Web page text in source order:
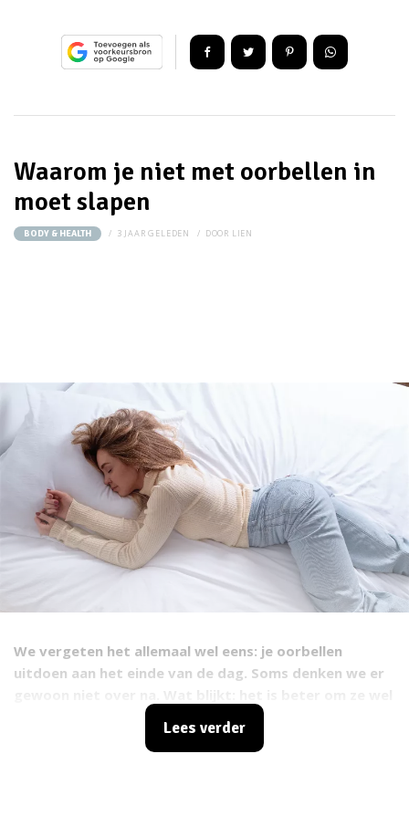
Waarom je niet met oorbellen in
moet slapen
BODY & HEALTH 3 JAAR GELEDEN DOOR LIEN
We vergeten het allemaal wel eens: je oorbellen
uitdoen aan het einde van de dag. Soms denken we er
iedere avond uit te doen, want slapen met oorbellen in
is niet zo goed voor je. We leggen hieronder uit hoe dit
Lees verder